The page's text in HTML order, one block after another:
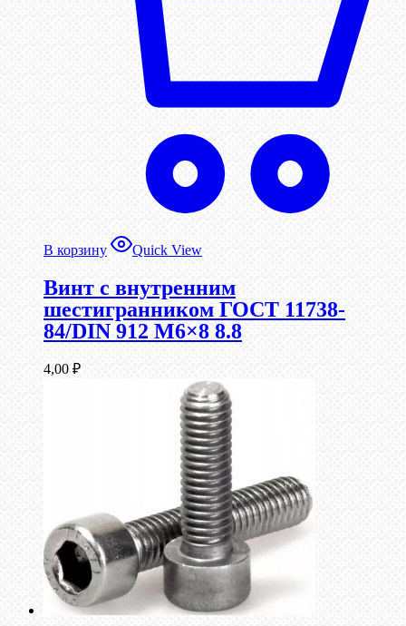
В корзину Quick View
Винт c внутренним
шестигранником ГОСТ 11738-
84/DIN 912 М6×8 8.8
4,00 ₽